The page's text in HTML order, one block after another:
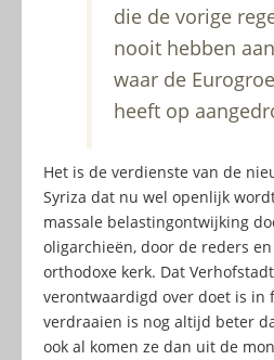
die de vorige
nooit hebben
waar de
heeft op
Het is de verdienste van de
Syriza dat nu wel openlijk
massale belastingontwijking
oligarchieën, door de reders
orthodoxe kerk. Dat
verontwaardigd over doet is in
verdraaien is nog altijd beter
ook al komen ze dan uit de